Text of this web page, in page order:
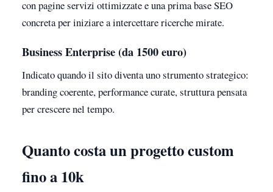
con pagine servizi ottimizzate e una prima base SEO
concreta per iniziare a intercettare ricerche mirate.
Business Enterprise (da 1500 euro)
Indicato quando il sito diventa uno strumento strategico:
branding coerente, performance curate, struttura pensata
per crescere nel tempo.
Quanto costa un progetto custom
fino a 10k